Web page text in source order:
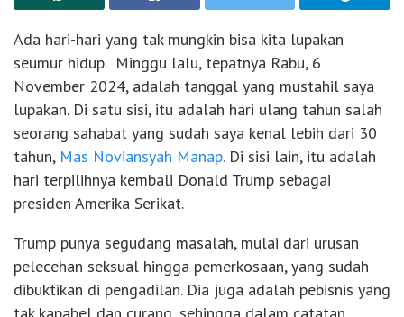
Ada hari-hari yang tak mungkin bisa kita lupakan
seumur hidup. Minggu lalu, tepatnya Rabu, 6
November 2024, adalah tanggal yang mustahil saya
lupakan. Di satu sisi, itu adalah hari ulang tahun salah
seorang sahabat yang sudah saya kenal lebih dari 30
tahun, Mas Noviansyah Manap. Di sisi lain, itu adalah
hari terpilihnya kembali Donald Trump sebagai
presiden Amerika Serikat.
Trump punya segudang masalah, mulai dari urusan
pelecehan seksual hingga pemerkosaan, yang sudah
dibuktikan di pengadilan. Dia juga adalah pebisnis yang
tak kapabel dan curang, sehingga dalam catatan